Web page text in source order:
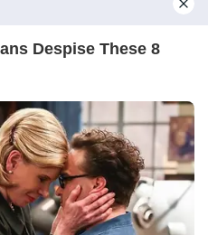
тянула её к выходу,
Аллу. Внимательно.
сама когда-то
этом самом вокзале,
принято ссориться»,
мама.
заплакала. Не